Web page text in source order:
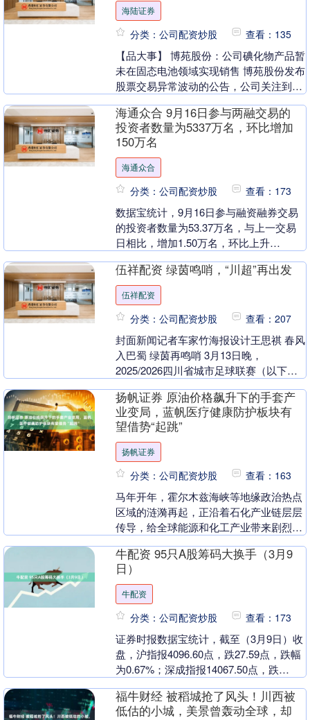
海陆证券
分类：公司配资炒股 查看：135
【品大事】 博苑股份：公司碘化物产品暂
未在固态电池领域实现销售 博苑股份发布
股票交易异常波动的公告，公司关注到近
高，公司碘化....
海通众合 9月16日参与两融交易的
投资者数量为5337万名，环比增加
150万名
海通众合
分类：公司配资炒股 查看：173
数据宝统计，9月16日参与融资融券交易
的投资者数量为53.37万名，与上一交易
日相比，增加1.50万名，环比上升
资者....
伍祥配资 绿茵鸣哨，“川超”再出发
伍祥配资
分类：公司配资炒股 查看：207
封面新闻记者车家竹海报设计王思祺 春风
入巴蜀 绿茵再鸣哨 3月13日晚，
2025/2026四川省城市足球联赛（以下简
赛一....
扬帆证券 原油价格飙升下的手套产
业变局，蓝帆医疗健康防护板块有
望借势“起跳”
扬帆证券
分类：公司配资炒股 查看：163
马年开年，霍尔木兹海峡等地缘政治热点
区域的涟漪再起，正沿着石化产业链层层
传导，给全球能源和化工产业带来剧烈波
上涨，一次性手套....
牛配资 95只A股筹码大换手（3月9
日）
牛配资
分类：公司配资炒股 查看：173
证券时报数据宝统计，截至（3月9日）收
盘，沪指报4096.60点，跌27.59点，跌幅
为0.67%；深成指报14067.50点，跌
福牛财经 被稻城抢了风头！川西被
低估的小城，美景曾轰动全球，却